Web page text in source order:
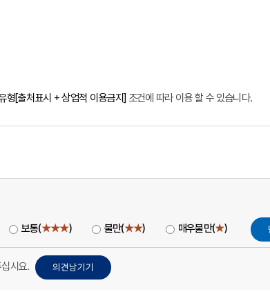
형[출처표시 + 상업적 이용금지] 조건에 따라 이용 할 수 있습니다.
보통(★★★) 불만(★★) 매우불만(★)
시요.